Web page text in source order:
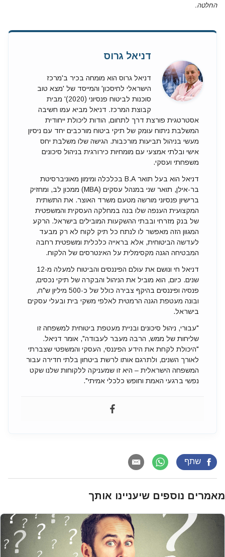
החלטה.
דניאל גרוס
דניאל גרוס הוא מומחה בכיר ב'מרכז
הישראלי לחיסכון' והמייסד של 'מצא טוב
סוכנות לביטוח פנסיוני (2020)' מבית
קבוצת המרכז. דניאל מביא עמו חשיבה
אסטרטגית פורצת דרך לתחום, הודות ליכולת ייחודית
המשלבת ניתוח עומק של תיקי ביטוח מורכבים יחד עם ניסיון
מעשי בניהול תביעות מורכבות. הגישה שלו משלבת יחס
אישי ובלתי אמצעי עם מומחיות כירורגית בניהול סיכונים
משפחתי ועסקי.
דניאל הוא בעל תואר B.A בכלכלה ומימון מאוניברסיטת
בר-אילן, תואר שני במנהל עסקים (MBA) ממכון לב, ומחזיק
ברישיון פנסיוני מורשה מטעם משרד האוצר. את התשתית
המקצועית הענפה שלו בנה במחלקה העסקית והמשפטית
של בנק מזרחי ובבתי ההשקעות המובילים בישראל. הרקע
המגוון הזה מאפשר לו לנתח כל תיק לקוח לא רק מבעד
לעדשה הביטוחית, אלא בראייה כלכלית ומשפטית רחבה
המבטיחה הגנה מקסימלית על האינטרסים של הלקוח.
דניאל חי ונושם את עולם הפיננסים והביטוח למעלה מ-12
שנים. כיום, הוא מוביל את הניהול והבקרה של תיקי נכסים,
פנסיה ופיננסים בהיקף צבירה כולל של כ-500 מיליון ש"ח,
ובונה מעטפת הגנה הרמטית לאלפי משקי בית ובעלי עסקים
בישראל.
"עבורי, ניהול סיכונים ובניית מעטפת ביטוחית למשפחה זו
שליחות של ממש, הרבה מעבר לעבודה", אומר דניאל.
"היכולת לקחת את הידע הפיננסי, העסקי והמשפטי שצברתי
לאורך השנים, ולתרגם אותו לרשת ביטחון בלתי חדירה עבור
המשפחה הישראלית – היא זו שמעניקה ללקוחות שלנו שקט
נפשי ברגעי האמת וחופש כלכלי אמיתי".
שתף
מאמרים נוספים שיעניינו אותך